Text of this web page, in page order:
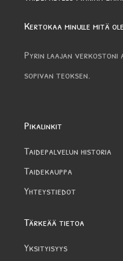
Kertokaa minulle mitä
Pyrin laajan verkostoni
sopivan teoksen.
Pikalinkit
Taidepalvelun historia
Taidekauppa
Yhteystiedot
Tärkeää tietoa
Yksityisyys